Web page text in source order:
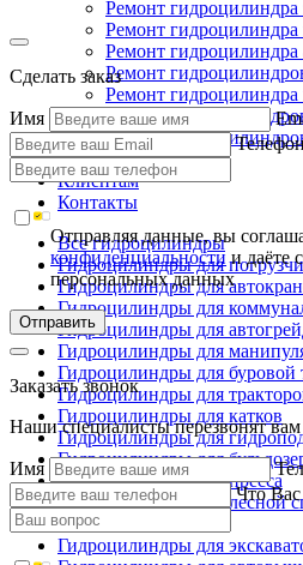
Ремонт гидроцилиндра
Ремонт гидроцилиндра
Ремонт гидроцилиндра
Ремонт
Ремонт гидроцилиндра
Ремонт
Ремонт
Производство
Клиентам
Контакты
Все гидроцилиндры
Гидроцилиндры для
Гидроцилиндры для
Гидроцилиндры для
Гидроцилиндры для
Гидроцилиндры для
Гидроцилиндры для буровой
Гидроцилиндры для
Гидроцилиндры для катков
Гидроцилиндры для
Гидроцилиндры для
Гидроцилиндры для пресса
Гидроцилиндры для лесной
металловозов
Гидроцилиндры для
Сделать заказ
Имя
Отправляя данные, вы
конфиденциальностии даёте
персональных данных
Отправить
Заказать звонок
Наши специалисты перезвонят
Имя
Что Вас